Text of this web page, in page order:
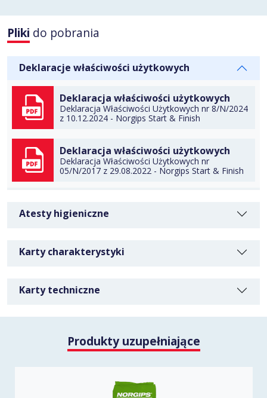
Pliki do pobrania
Deklaracje właściwości użytkowych
POBIERZ
Deklaracja właściwości użytkowych
Deklaracja Właściwości Użytkowych nr 8/N/2024
z 10.12.2024 - Norgips Start & FinishDO TECZKI
Deklaracja właściwości użytkowych
Deklaracja Właściwości Użytkowych nr
05/N/2017 z 29.08.2022 - Norgips Start & Finish
Atesty higieniczne
Karty charakterystyki
Karty techniczne
Produkty uzupełniające